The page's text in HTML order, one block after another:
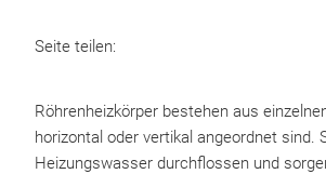
Seite teilen:
Röhrenheizkörper bestehen aus
horizontal oder vertikal angeordnet sind.
Heizungswasser durchflossen und